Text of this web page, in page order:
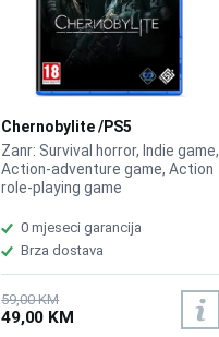
Chernobylite /PS5
Zanr: Survival horror, Indie game,
Action-adventure game, Action
role-playing game
0 mjeseci garancija
Brza dostava
59,00 KM
49,00 KM